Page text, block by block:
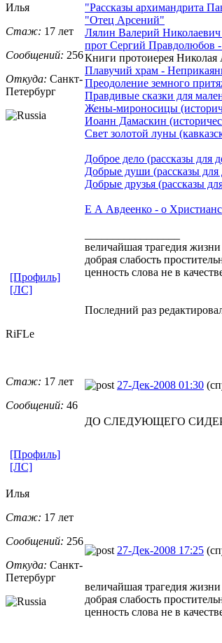
Илья
Стаж: 17 лет
Сообщений: 256
Откуда: Санкт-
Петерб​ург
"Рассказы архимандрита
"Отец Арсений"
Лялин Валерий Николаевич
прот Сергий Правдолюбов
Книги протоиерея Николая
Плавучий храм -
Преодоление земного
Правдивые сказки для
Жены-мироносицы
Иоанн Дамаскин
Свет золотой луны
Доброе дело (рассказы для
Добрые души (рассказы
Добрые друзья (рассказы
Е А Авдеенко - о
величайшая трагедия
добрая слабость
ценность слова не в
Последний раз
[Профиль]
[ЛС]
RiFLe
Стаж: 17 лет
Сообщений: 46
27-Дек-2008 01:30
ДО СЛЕДУЮЩЕГО
[Профиль]
[ЛС]
Илья
Стаж: 17 лет
Сообщений: 256
Откуда: Санкт-
Петерб​ург
27-Дек-2008 17:25
величайшая трагедия
добрая слабость
ценность слова не в